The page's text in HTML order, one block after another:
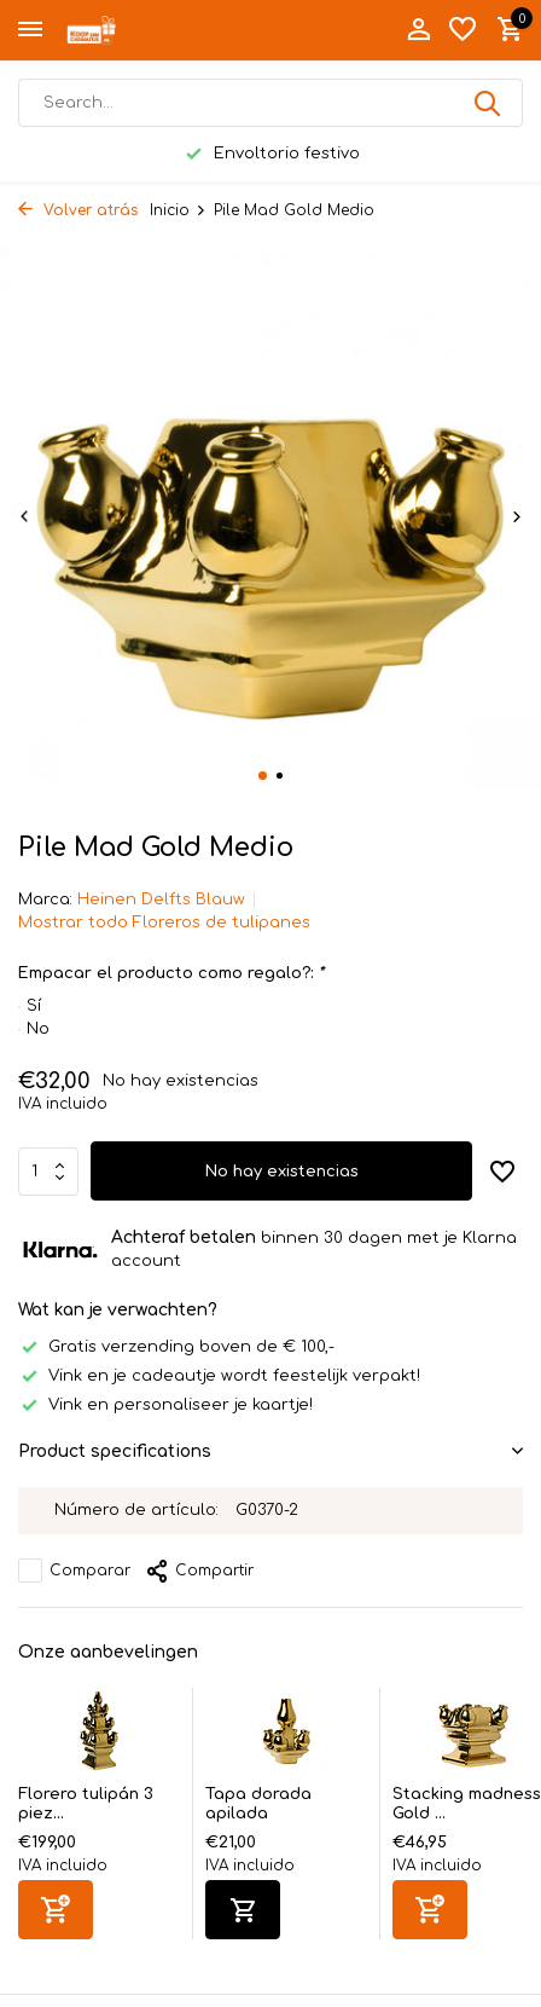
0
Envoltorio festivo
Volver atrás Inicio Pile Mad Gold Medio
Pile Mad Gold Medio
Marca: Heinen Delfts Blauw
Mostrar todo Floreros de tulipanes
Empacar el producto como regalo?: *
Sí
No
€32,00
No hay existencias
IVA incluido
No hay existencias
Achteraf betalen binnen 30 dagen met je Klarna
account
Wat kan je verwachten?
Gratis verzending boven de € 100,-
Vink en je cadeautje wordt feestelijk verpakt!
Vink en personaliseer je kaartje!
Product specifications
Número de artículo: G0370-2
Comparar Compartir
Onze aanbevelingen
Florero tulipán 3
piez...
€199,00
IVA incluido
Tapa dorada
apilada
€21,00
IVA incluido
Stacking madness
Gold ...
€46,95
IVA incluido